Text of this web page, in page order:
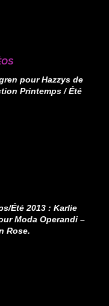
pour Hazzys de
Printemps / Été
Été 2013 : Karlie
Moda Operandi –
Rose.